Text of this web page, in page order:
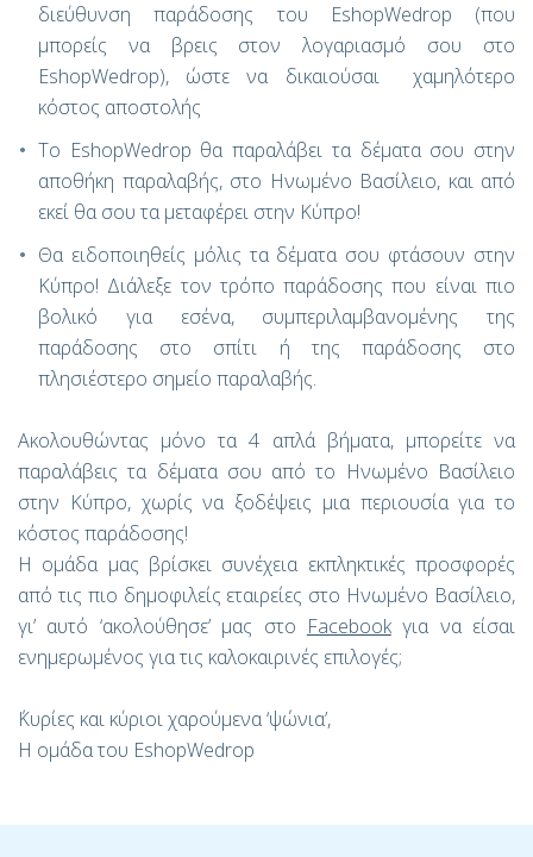
διεύθυνση παράδοσης του EshopWedrop (που
μπορείς να βρεις στον λογαριασμό σου στο
EshopWedrop), ώστε να δικαιούσαι χαμηλότερο
κόστος αποστολής
Το EshopWedrop θα παραλάβει τα δέματα σου στην
αποθήκη παραλαβής, στο Ηνωμένο Βασίλειο, και από
εκεί θα σου τα μεταφέρει στην Κύπρο!
Θα ειδοποιηθείς μόλις τα δέματα σου φτάσουν στην
Κύπρο! Διάλεξε τον τρόπο παράδοσης που είναι πιο
βολικό για εσένα, συμπεριλαμβανομένης της
παράδοσης στο σπίτι ή της παράδοσης στο
πλησιέστερο σημείο παραλαβής.
Ακολουθώντας μόνο τα 4 απλά βήματα, μπορείτε να
παραλάβεις τα δέματα σου από το Ηνωμένο Βασίλειο
στην Κύπρο, χωρίς να ξοδέψεις μια περιουσία για το
κόστος παράδοσης!
Η ομάδα μας βρίσκει συνέχεια εκπληκτικές προσφορές
από τις πιο δημοφιλείς εταιρείες στο Ηνωμένο Βασίλειο,
γι’ αυτό ‘ακολούθησε’ μας στο Facebookγια να είσαι
ενημερωμένος για τις καλοκαιρινές επιλογές;
΄Κυρίες και κύριοι χαρούμενα ‘ψώνια’,
Η ομάδα του EshopWedrop